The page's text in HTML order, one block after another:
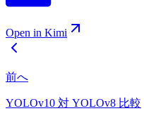
Open in Kimi
前へ
YOLOv10 対 YOLOv8 比較